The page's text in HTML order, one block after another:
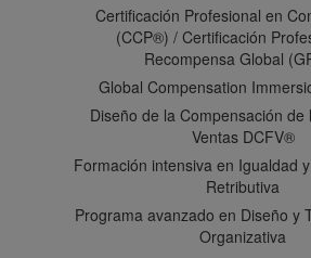
Certificación Profesional en
(CCP®) / Certificación
Recompensa Global
Global Compensation
Diseño de la Compensación de
Ventas DCFV®
Formación intensiva en Igualdad
Retributiva
Programa avanzado en Diseño y
Organizativa